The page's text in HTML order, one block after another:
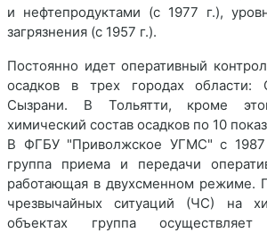
и нефтепродуктами (с 1977 г.),
загрязнения (с 1957 г.).
Постоянно идет оперативный
осадков в трех городах области:
Сызрани. В Тольятти, кроме
химический состав осадков по 10
В ФГБУ "Приволжское УГМС" с 1987
группа приема и передачи
работающая в двухсменном режиме.
чрезвычайных ситуаций (ЧС) на
объектах группа осуществляет